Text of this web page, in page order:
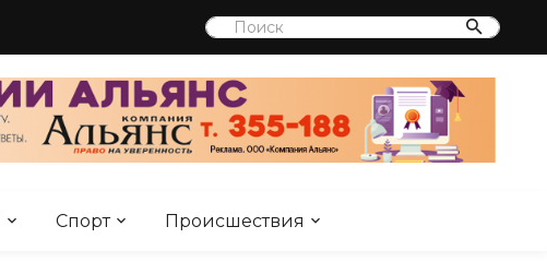
Спорт Происшествия